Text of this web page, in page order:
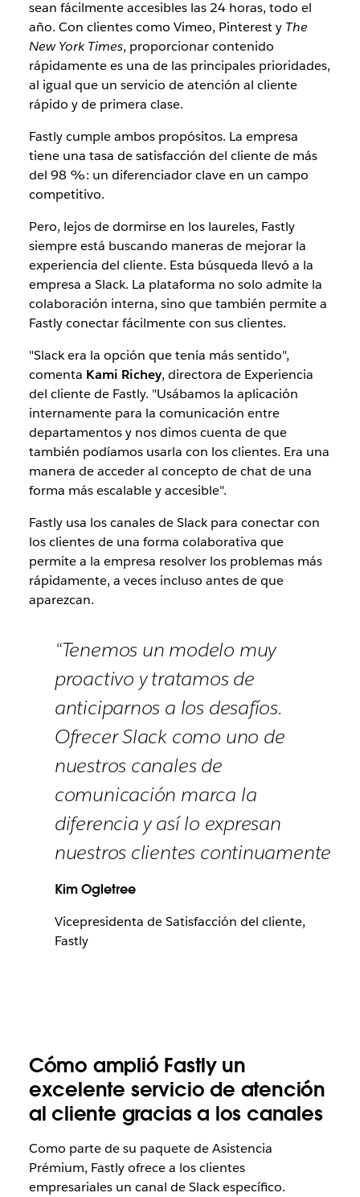
sean fácilmente accesibles las 24 horas, todo el
año. Con clientes como Vimeo, Pinterest y The
New York Times, proporcionar contenido
rápidamente es una de las principales prioridades,
al igual que un servicio de atención al cliente
rápido y de primera clase.
Fastly cumple ambos propósitos. La empresa
tiene una tasa de satisfacción del cliente de más
del 98 %: un diferenciador clave en un campo
competitivo.
Pero, lejos de dormirse en los laureles, Fastly
siempre está buscando maneras de mejorar la
experiencia del cliente. Esta búsqueda llevó a la
empresa a Slack. La plataforma no solo admite la
colaboración interna, sino que también permite a
Fastly conectar fácilmente con sus clientes.
"Slack era la opción que tenía más sentido",
comenta Kami Richey, directora de Experiencia
del cliente de Fastly. "Usábamos la aplicación
internamente para la comunicación entre
departamentos y nos dimos cuenta de que
también podíamos usarla con los clientes. Era una
manera de acceder al concepto de chat de una
forma más escalable y accesible".
Fastly usa los canales de Slack para conectar con
los clientes de una forma colaborativa que
permite a la empresa resolver los problemas más
rápidamente, a veces incluso antes de que
aparezcan.
“Tenemos un modelo muy
proactivo y tratamos de
anticiparnos a los desafíos.
Ofrecer Slack como uno de
nuestros canales de
comunicación marca la
diferencia y así lo expresan
nuestros clientes continuamente
Kim Ogletree
Vicepresidenta de Satisfacción del cliente,
Fastly
Cómo amplió Fastly un
excelente servicio de atención
al cliente gracias a los canales
Como parte de su paquete de Asistencia
Prémium, Fastly ofrece a los clientes
empresariales un canal de Slack específico.